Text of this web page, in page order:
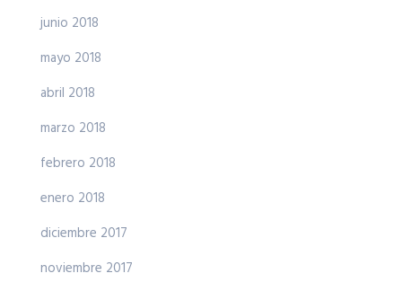
junio 2018
mayo 2018
abril 2018
marzo 2018
febrero 2018
enero 2018
diciembre 2017
noviembre 2017